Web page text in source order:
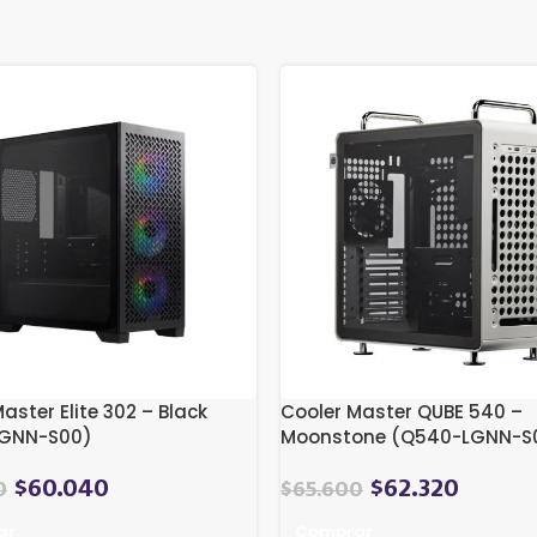
Elite 302 – Black
S00)
$60.040
Cooler Master QUBE 540 –
Moonstone (Q540-LGNN-
$65.600 $62.320